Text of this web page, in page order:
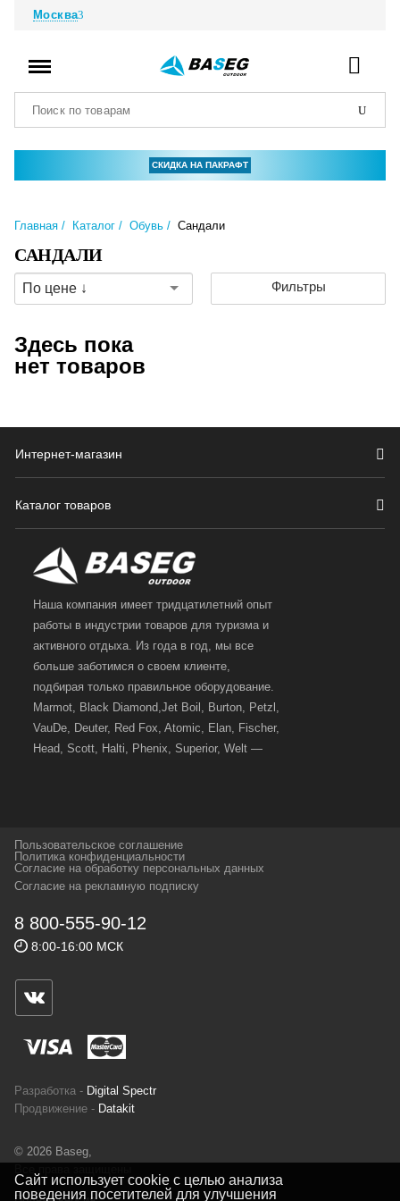
Москва
СКИДКА НА ПАКРАФТ
Главная Каталог Обувь Сандали
САНДАЛИ
По цене ↓ Фильтры
Здесь пока
нет товаров
Интернет-магазин
Каталог товаров
Наша компания имеет тридцатилетний опыт
работы в индустрии товаров для туризма и
активного отдыха. Из года в год, мы все
больше заботимся о своем клиенте,
подбирая только правильное оборудование.
Marmot, Black Diamond,Jet Boil, Burton, Petzl,
VauDe, Deuter, Red Fox, Atomic, Elan, Fischer,
Head, Scott, Halti, Phenix, Superior, Welt —
и взыскательных путешественников,
спортсменов и отдыхающих.
Геннадьевич
ИНН 590300057023 ОГРН 304590319000121
ул.Советская, 25, магазин Басег.
Тел./факс (342) 2101242
Пользовательское соглашение
Политика конфиденциальности
Согласие на обработку персональных данных
Согласие на рекламную подписку
8 800-555-90-12
8:00-16:00 МСК
Разработка - Digital Spectr
Продвижение - Datakit
© 2026 Baseg,
Сайт использует cookie с целью анализа
поведения посетителей для улучшения